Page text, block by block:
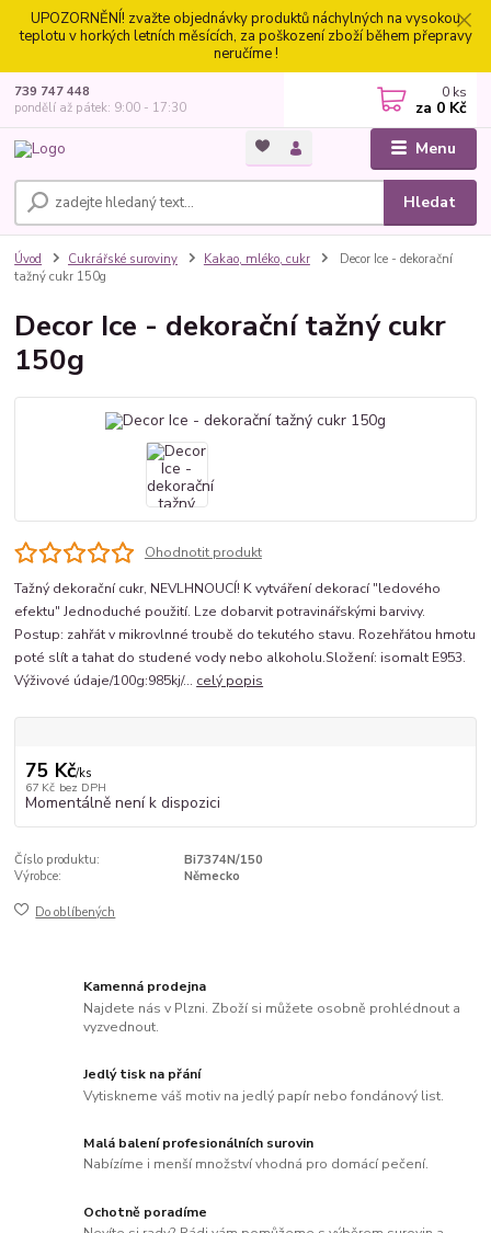
UPOZORNĚNÍ! zvažte objednávky produktů náchylných na vysokou
teplotu v horkých letních měsících, za poškození zboží během přepravy
neručíme !
Menu
Hledat
739 747 448
pondělí až pátek: 9:00 - 17:30
0 ks
za 0 Kč
Úvod Cukrářské suroviny Kakao, mléko, cukr
Decor Ice - dekorační
tažný cukr 150g
Decor Ice - dekorační tažný cukr
150g
Ohodnotit produkt
Tažný dekorační cukr, NEVLHNOUCÍ! K vytváření dekorací "ledového
efektu" Jednoduché použití. Lze dobarvit potravinářskými barvivy.
Postup: zahřát v mikrovlnné troubě do tekutého stavu. Rozehřátou hmotu
poté slít a tahat do studené vody nebo alkoholu.Složení: isomalt E953.
Výživové údaje/100g:985kj/... celý popis
75 Kč/ks
67 Kč bez DPH
Momentálně není k dispozici
Číslo produktu:
Bi7374N/150
Výrobce:
Německo
Do oblíbených
Kamenná prodejna
Najdete nás v Plzni. Zboží si můžete osobně prohlédnout a
vyzvednout.
Jedlý tisk na přání
Vytiskneme váš motiv na jedlý papír nebo fondánový list.
Malá balení profesionálních surovin
Nabízíme i menší množství vhodná pro domácí pečení.
Ochotně poradíme